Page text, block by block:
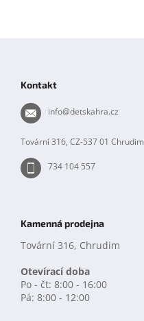
Kontakt
info@detskahra.cz
Tovární 316, CZ-537 01 Chrudim
734 104 557
Kamenná prodejna
Tovární 316, Chrudim
Otevírací doba
Po - čt: 8:00 - 16:00
Pá: 8:00 - 12:00